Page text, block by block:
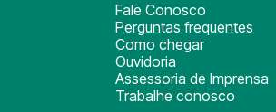
Fale Conosco
Perguntas frequentes
Como chegar
Ouvidoria
Assessoria de Imprensa
Trabalhe conosco